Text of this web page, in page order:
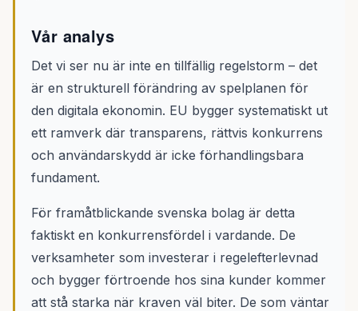
Vår analys
Det vi ser nu är inte en tillfällig regelstorm – det
är en strukturell förändring av spelplanen för
den digitala ekonomin. EU bygger systematiskt ut
ett ramverk där transparens, rättvis konkurrens
och användarskydd är icke förhandlingsbara
fundament.
För framåtblickande svenska bolag är detta
faktiskt en konkurrensfördel i vardande. De
verksamheter som investerar i regelefterlevnad
och bygger förtroende hos sina kunder kommer
att stå starka när kraven väl biter. De som väntar